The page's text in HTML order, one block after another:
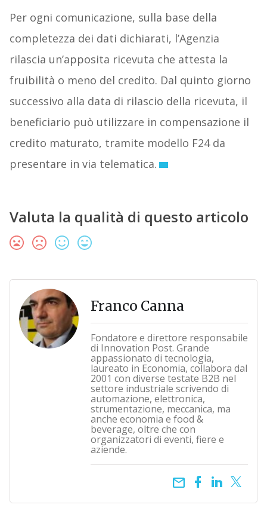
Per ogni comunicazione, sulla base della
completezza dei dati dichiarati, l’Agenzia
rilascia un’apposita ricevuta che attesta la
fruibilità o meno del credito. Dal quinto giorno
successivo alla data di rilascio della ricevuta, il
beneficiario può utilizzare in compensazione il
credito maturato, tramite modello F24 da
presentare in via telematica.
Valuta la qualità di questo articolo
Franco Canna
Fondatore e direttore responsabile
di Innovation Post. Grande
appassionato di tecnologia,
laureato in Economia, collabora dal
2001 con diverse testate B2B nel
settore industriale scrivendo di
automazione, elettronica,
strumentazione, meccanica, ma
anche economia e food &
beverage, oltre che con
organizzatori di eventi, fiere e
aziende.
email